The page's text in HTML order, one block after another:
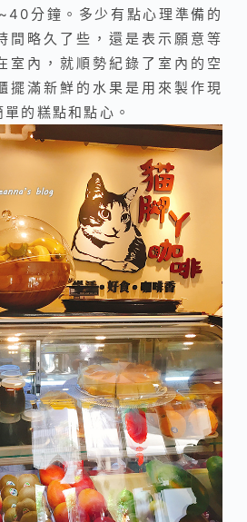
分鐘。多少有點心理準備的
間略久了些，還是表示願意等
室內，就順勢紀錄了室內的空
擺滿新鮮的水果是用來製作現
的糕點和點心。